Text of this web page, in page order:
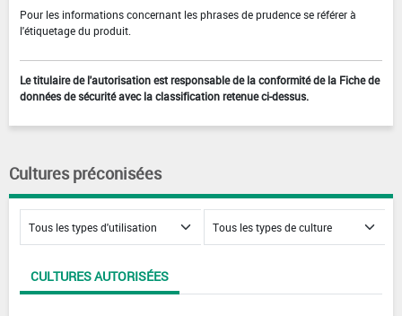
Pour les informations concernant les phrases de prudence se référer à
l'étiquetage du produit.
Le titulaire de l'autorisation est responsable de la conformité de la Fiche de
données de sécurité avec la classification retenue ci-dessus.
Cultures préconisées
CULTURES AUTORISÉES